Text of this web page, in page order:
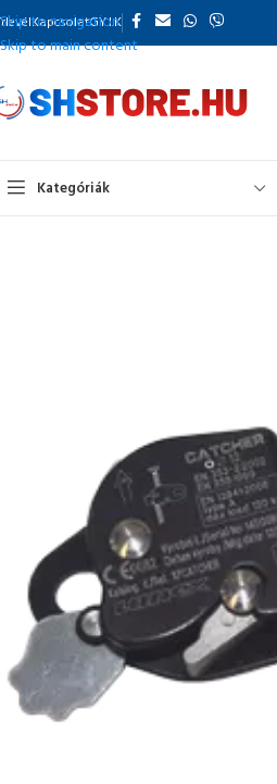
Skip to navigation
Skip to main content
KapcsolatGY.I.K
Kategóriák